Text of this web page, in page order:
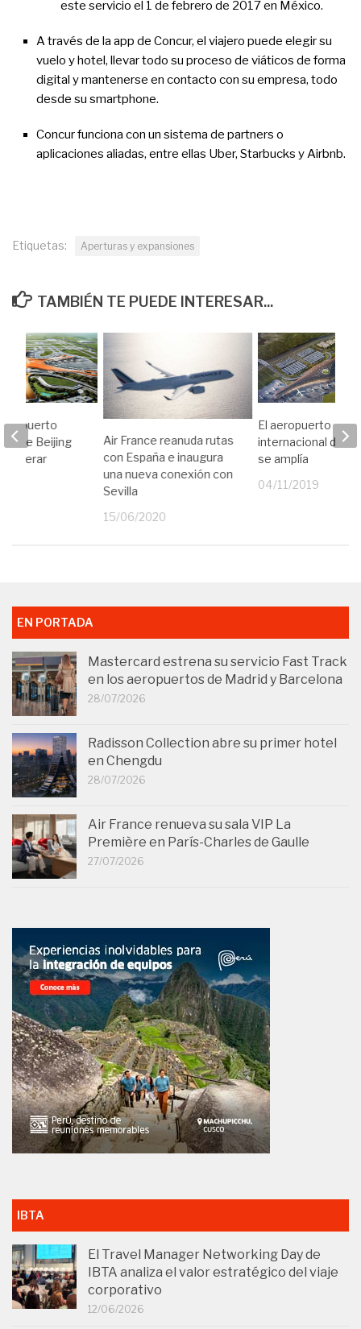
este servicio el 1 de febrero de 2017 en México.
A través de la app de Concur, el viajero puede elegir su
vuelo y hotel, llevar todo su proceso de viáticos de forma
digital y mantenerse en contacto con su empresa, todo
desde su smartphone.
Concur funciona con un sistema de partners o
aplicaciones aliadas, entre ellas Uber, Starbucks y Airbnb.
Etiquetas: Aperturas y expansiones
TAMBIÉN TE PUEDE INTERESAR...
Air France reanuda rutas
con España e inaugura
una nueva conexión con
Sevilla
15/06/2020
El aeropuerto
internacional de
se amplía
04/11/2019
de Beijing
operar
EN PORTADA
Mastercard estrena su servicio Fast Track
en los aeropuertos de Madrid y Barcelona
28/07/2026
Radisson Collection abre su primer hotel
en Chengdu
28/07/2026
Air France renueva su sala VIP La
Première en París-Charles de Gaulle
27/07/2026
IBTA
El Travel Manager Networking Day de
IBTA analiza el valor estratégico del viaje
corporativo
12/06/2026